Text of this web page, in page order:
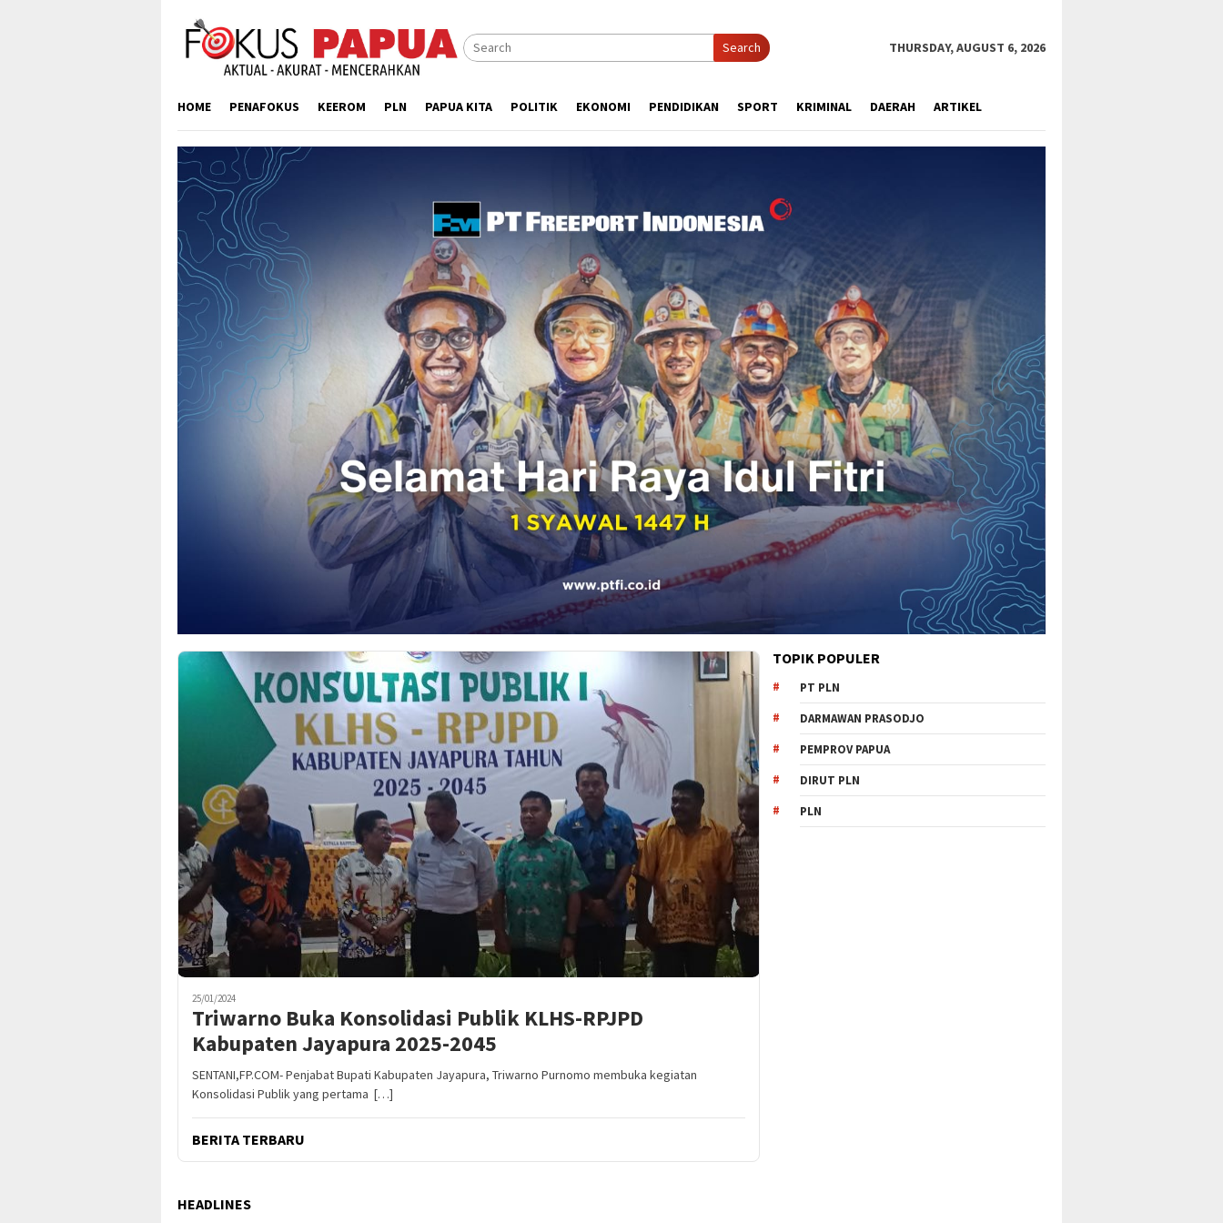
content
Search THURSDAY, AUGUST 6, 2026
HOME PENAFOKUS KEEROM PLN PAPUA KITA POLITIK EKONOMI PENDIDIKAN SPORT KRIMINAL DAERAH ARTIKEL
25/01/2024
Triwarno Buka Konsolidasi Publik KLHS-RPJPD
Kabupaten Jayapura 2025-2045
SENTANI,FP.COM- Penjabat Bupati Kabupaten Jayapura, Triwarno Purnomo membuka kegiatan
Konsolidasi Publik yang pertama […]
BERITA TERBARU
HEADLINES
TOPIK POPULER
PT PLN
DARMAWAN PRASODJO
PEMPROV PAPUA
DIRUT PLN
PLN